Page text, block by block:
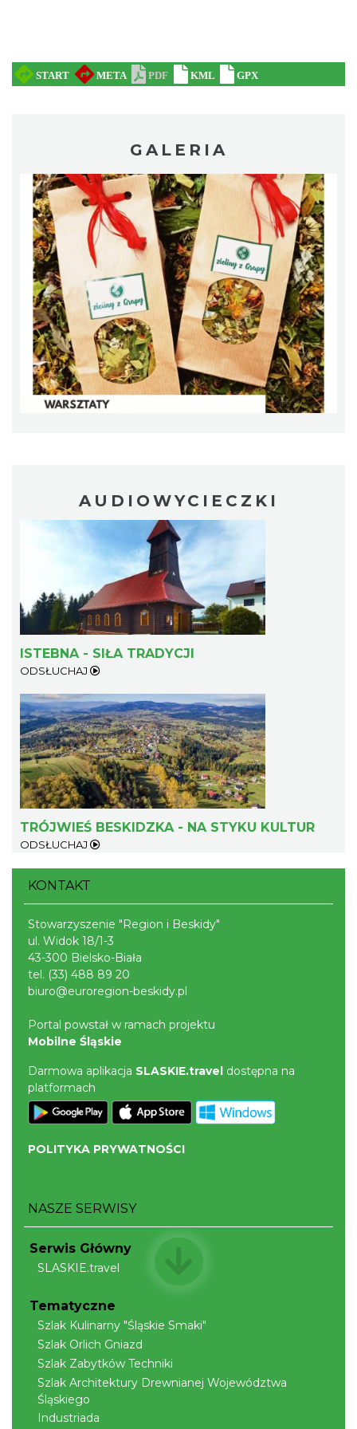
5.55 km
Zajęcia przy pasiece
Jaworzynka
2026-08-11
5.75 km
IX Festiwal Sera na Skolnitym
Plener malarski
Wisła
8.21 km
Wystawa plenerowa "Z archiwum Z.
Pamiątki rodzinne Polaków z Zaolzia"
Wisła
2026-07-27
8.21 km
Pokazy tradycji - wyrób masła i sera w
Muzeum Beskidzkim
8.25 km
Muzeum Beskidzkim
W górach jest wszystko co kocham
Wisła
8.27 km
GALERIA
AUDIOWYCIECZKI
ISTEBNA - SIŁA TRADYCJI
ODSŁUCHAJ
TRÓJWIEŚ BESKIDZKA - NA STYKU KULTUR
ODSŁUCHAJ
KONTAKT
Stowarzyszenie "Region i Beskidy"
ul. Widok 18/1-3
43-300 Bielsko-Biała
tel. (33) 488 89 20
biuro@euroregion-beskidy.pl
Portal powstał w ramach projektu
Mobilne Śląskie
Darmowa aplikacja SLASKIE.travel dostępna na
platformach
POLITYKA PRYWATNOŚCI
NASZE SERWISY
Serwis Główny
SLASKIE.travel
Tematyczne
Szlak Kulinarny "Śląskie Smaki"
Szlak Orlich Gniazd
Szlak Zabytków Techniki
Szlak Architektury Drewnianej Województwa
Śląskiego
Industriada